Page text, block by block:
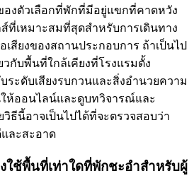
งตัวเลือกที่พักที่มีอยู่แขกที่คาดหวัง
ที่เหมาะสมที่สุดสำหรับการเดินทาง
สียงของสถานประกอบการ ถ้าเป็นไป
กับพื้นที่ใกล้เคียงที่โรงแรมตั้ง
ระดับเสียงรบกวนและสิ่งอำนวยความ
ห้ออนไลน์และดูบทวิจารณ์และ
ธีนี้อาจเป็นไปได้ที่จะตรวจสอบว่า
ละสะอาด
ใช้พื้นที่เท่าใดที่พักชะอำสำหรับผู้